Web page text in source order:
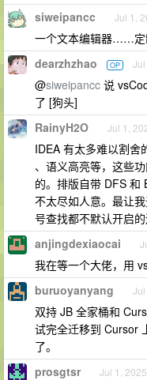
siweipancc Jul 1,
一个文本编辑器……定
dearzhzhao OP
@siweipancc 说
了 [狗头]
RainyH2O Jul 1,
IDEA 有太多难以割舍
、语义高亮等，这些
的。排版自带 DFS 和
不太尽如人意。最让
号查找都不默认开启的
anjingdexiaocai
我在等一个大佬，用
buruoyanyang
双持 JB 全家桶和
试完全迁移到 Cursor
了。
prosgtsr Jul 1, 2025